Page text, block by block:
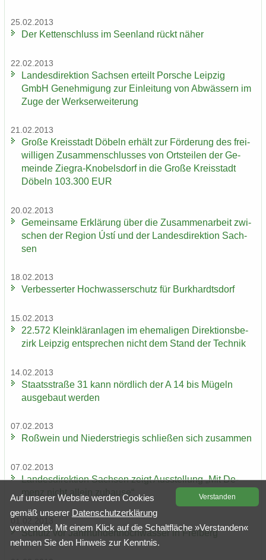
25.02.2013
Der Ket­ten­schluss im Se­en­land rückt näher
22.02.2013
Lan­des­di­rek­ti­on Sach­sen er­teilt Por­sche Leip­zig
GmbH Ge­neh­mi­gung zur Ein­lei­tung von Ab­wäs­sern im
Zuge der Werks­er­wei­te­rung
21.02.2013
Große Kreis­stadt Dö­beln er­hält zur För­de­rung des frei­
wil­li­gen Zu­sam­men­schlus­ses von Orts­tei­len der Ge­
mein­de Ziegra-​Knobelsdorf in die Große Kreis­stadt
Dö­beln 103.300 EUR
20.02.2013
Ge­mein­sa­me Er­klä­rung über die Zu­sam­men­ar­beit zwi­
schen der Re­gi­on Ústí und der Lan­des­di­rek­ti­on Sach­
sen
18.02.2013
Ver­bes­ser­ter Hoch­was­ser­schutz für Burk­hardts­dorf
15.02.2013
22.572 Klein­klär­an­la­gen im ehe­ma­li­gen Di­rek­ti­ons­be­
zirk Leip­zig ent­spre­chen nicht dem Stand der Tech­nik
14.02.2013
Staats­stra­ße 31 kann nörd­lich der A 14 bis Mü­geln
aus­ge­baut wer­den
07.02.2013
Roß­wein und Nie­der­s­trie­gis schlie­ßen sich zu­sam­men
07.02.2013
Lan­des­di­rek­ti­on Sach­sen zeigt Aus­stel­lung „Mit De­
menz nicht al­lein zu­hau­se“
Schutz vor Jahr­hun­dert­hoch­was­ser in Frei­berg
Ver­stan­den
Auf un­se­rer Web­site wer­den Coo­kies
gemäß un­se­rer Da­ten­schutz­er­klä­rung
ver­wen­det. Mit einem Klick auf die Schalt­flä­che »Ver­stan­den«
neh­men Sie den Hin­weis zur Kennt­nis.